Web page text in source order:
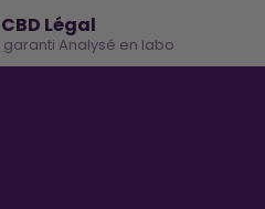
CBD Légal
garanti Analysé en labo